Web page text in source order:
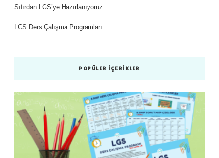
Sıfırdan LGS’ye Hazırlanıyoruz
LGS Ders Çalışma Programları
POPÜLER İÇERIKLER